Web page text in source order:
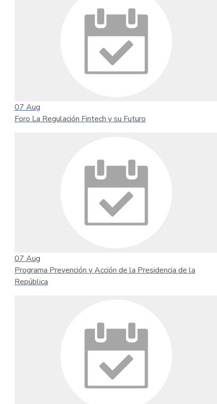
07 Aug
Foro La Regulación Fintech y su Futuro
07 Aug
Programa Prevención y Acción de la Presidencia de la
República